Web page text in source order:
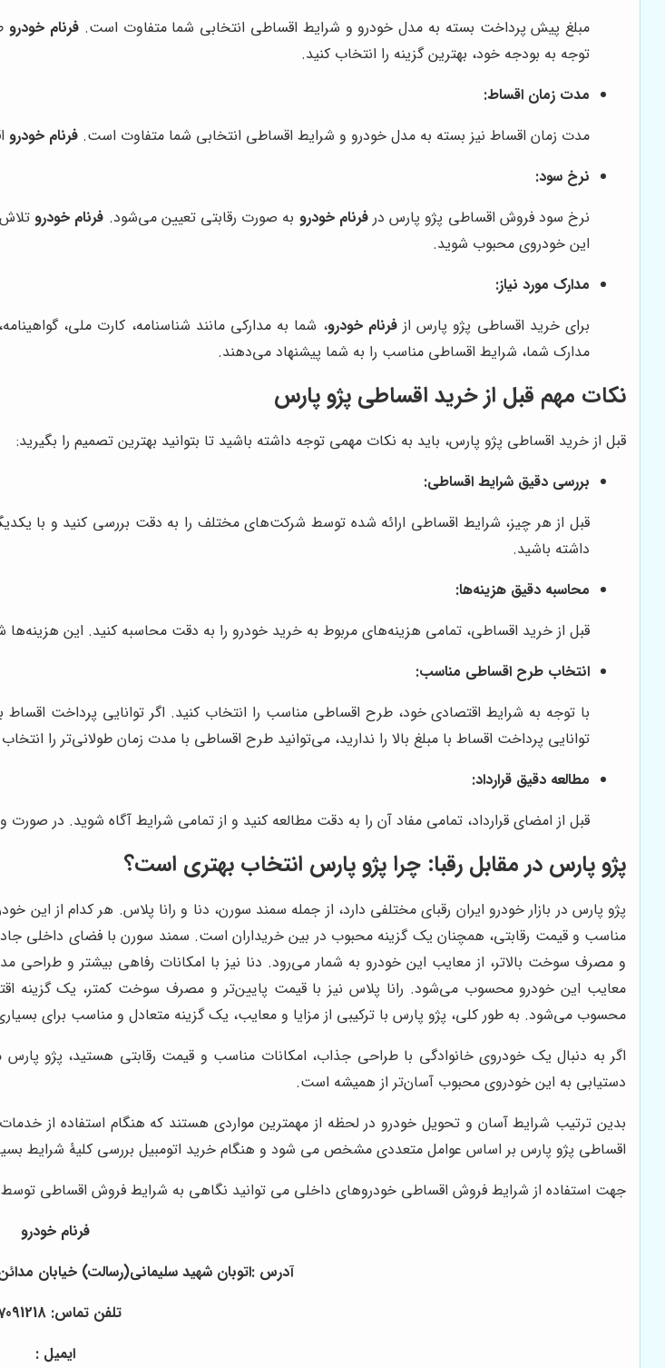
مبلغ پیش پرداخت بسته به مدل خودرو و شرایط اقساطی انتخابی شما متفاوت است.فرنام خودرو
توجه به بودجه خود، بهترین گزینه را انتخاب کنید.
مدت زمان اقساط:
مدت زمان اقساط نیز بسته به مدل خودرو و شرایط اقساطی انتخابی شما متفاوت است. فرنام خودرو
نرخ سود:
نرخ سود فروش اقساطی پژو پارس درفرنام خودرو به صورت رقابتی تعیین می‌شود. فرنام خودروتلاش
این خودروی محبوب شوید.
مدارک مورد نیاز:
برای خرید اقساطی پژو پارس ازفرنام خودرو، شما به مدارکی مانند شناسنامه، کارت ملی،
مدارک شما، شرایط اقساطی مناسب را به شما پیشنهاد می‌دهند.
نکات مهم قبل از خرید اقساطی پژو پارس
قبل از خرید اقساطی پژو پارس، باید به نکات مهمی توجه داشته باشید تا بتوانید بهترین تصمیم را بگیرید:
بررسی دقیق شرایط اقساطی:
قبل از هر چیز، شرایط اقساطی ارائه شده توسط شرکت‌های مختلف را به دقت بررسی کنید و با
داشته باشید.
محاسبه دقیق هزینه‌ها:
قبل از خرید اقساطی، تمامی هزینه‌های مربوط به خرید خودرو را به دقت محاسبه کنید. این
انتخاب طرح اقساطی مناسب:
با توجه به شرایط اقتصادی خود، طرح اقساطی مناسب را انتخاب کنید. اگر توانایی پرداخت اقساط
توانایی پرداخت اقساط با مبلغ بالا را ندارید، می‌توانید طرح اقساطی با مدت زمان طولانی‌تر را
مطالعه دقیق قرارداد:
قبل از امضای قرارداد، تمامی مفاد آن را به دقت مطالعه کنید و از تمامی شرایط آگاه شوید. در صورت
پژو پارس در مقابل رقبا: چرا پژو پارس انتخاب بهتری است؟
پژو پارس در بازار خودرو ایران رقبای مختلفی دارد، از جمله سمند سورن، دنا و رانا پلاس. هر کدام از
مناسب و قیمت رقابتی، همچنان یک گزینه محبوب در بین خریداران است. سمند سورن با فضای داخلی
و مصرف سوخت بالاتر، از معایب این خودرو به شمار می‌رود. دنا نیز با امکانات رفاهی بیشتر و طراحی
معایب این خودرو محسوب می‌شود. رانا پلاس نیز با قیمت پایین‌تر و مصرف سوخت کمتر، یک گزینه
محسوب می‌شود. به طور کلی، پژو پارس با ترکیبی از مزایا و معایب، یک گزینه متعادل و مناسب برای
اگر به دنبال یک خودروی خانوادگی با طراحی جذاب، امکانات مناسب و قیمت رقابتی هستید، پژو
دستیابی به این خودروی محبوب آسان‌تر از همیشه است.
بدین ترتیب شرایط آسان و تحویل خودرو در لحظه از مهمترین مواردی هستند که هنگام استفاده از خدمات
اقساطی پژو پارس بر اساس عوامل متعددی مشخص می شود و هنگام خرید اتومبیل بررسی کلیۀ شرایط
جهت استفاده از شرایط فروش اقساطی خودروهای داخلی می توانید نگاهی به شرایط فروش اقساطی توسط
فرنام خودرو
آدرس :اتوبان شهید سلیمانی(رسالت) خیابان مدائن
تلفن تماس: 77091218
ایمیل :